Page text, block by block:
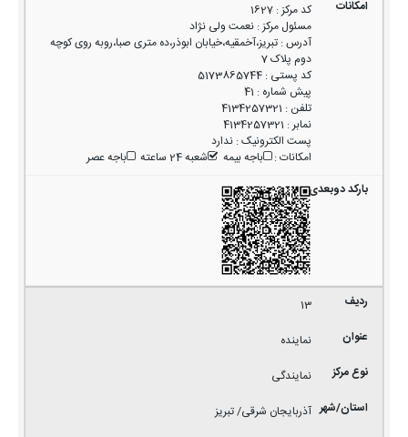
کد مرکز:
1627
مسئول مرکز:نعمت ولی نژاد
آدرس:تبریز،آخمقیه،خیابان ابوذر،ده متری صبا،روبه روی کوچه
دوم پلاک 7
کد پستی :
5173865744
پیش شماره :
41
تلفن :
4134257321
نمابر:
4134257321
پست الکترونیک:ندارد
امکانات: باجه بیمه شعبه 24 ساعته باجه عصر
13
نماینده
نمایندگی
آذربایجان شرقی/ تبریز